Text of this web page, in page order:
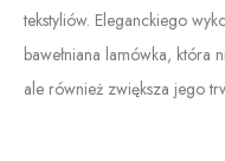
tekstyliów. Eleganckiego
bawełniana lamówka, która
ale również zwiększa jego